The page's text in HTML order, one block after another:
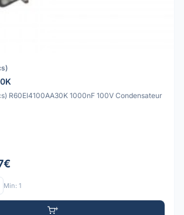
R60EI4100AA30K 1000nF 100V Condensateur
Min: 1